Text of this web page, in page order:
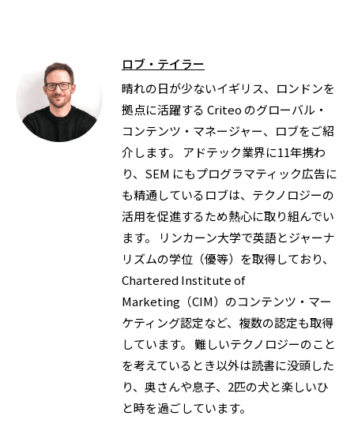
ロブ・テイラー
晴れの日が少ないイギリス、ロンドンを
拠点に活躍する Criteo のグローバル・
コンテンツ・マネージャー、ロブをご紹
介します。 アドテック業界に11年携わ
り、SEM にもプログラマティック広告に
も精通しているロブは、テクノロジーの
活用を促進するため熱心に取り組んでい
ます。 リンカーン大学で英語とジャーナ
リズムの学位（優等）を取得しており、
Chartered Institute of
Marketing（CIM）のコンテンツ・マー
ケティング認定など、複数の認定も取得
しています。 難しいテクノロジーのこと
を考えているとき以外は読書に没頭した
り、奥さんや息子、2匹の犬と楽しいひ
と時を過ごしています。